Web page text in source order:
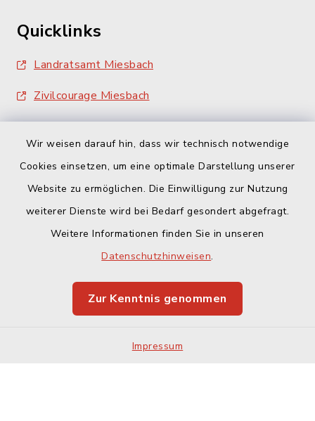
Wir weisen darauf hin, dass wir technisch notwendige
Cookies einsetzen, um eine optimale Darstellung unserer
Website zu ermöglichen. Die Einwilligung zur Nutzung
weiterer Dienste wird bei Bedarf gesondert abgefragt.
Weitere Informationen finden Sie in unseren
Datenschutzhinweisen.
Zur Kenntnis genommen
Impressum
Quicklinks
Landratsamt Miesbach
Zivilcourage Miesbach
Barrierefreiheit
Impressum
Sitemap